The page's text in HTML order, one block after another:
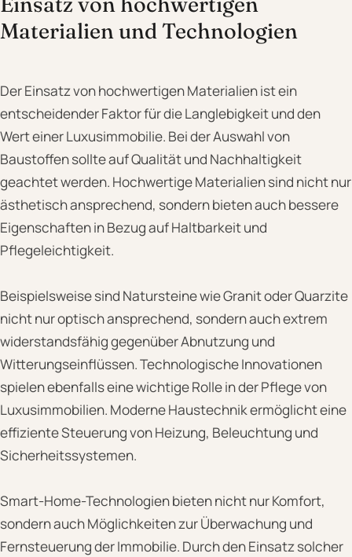
Materialien und Technologien
Der Einsatz von hochwertigen Materialien ist ein
entscheidender Faktor für die Langlebigkeit und den
Wert einer Luxusimmobilie. Bei der Auswahl von
Baustoffen sollte auf Qualität und Nachhaltigkeit
geachtet werden. Hochwertige Materialien sind nicht nur
ästhetisch ansprechend, sondern bieten auch bessere
Eigenschaften in Bezug auf Haltbarkeit und
Pflegeleichtigkeit.
Beispielsweise sind Natursteine wie Granit oder Quarzite
nicht nur optisch ansprechend, sondern auch extrem
widerstandsfähig gegenüber Abnutzung und
Witterungseinflüssen. Technologische Innovationen
spielen ebenfalls eine wichtige Rolle in der Pflege von
Luxusimmobilien. Moderne Haustechnik ermöglicht eine
effiziente Steuerung von Heizung, Beleuchtung und
Sicherheitssystemen.
Smart-Home-Technologien bieten nicht nur Komfort,
sondern auch Möglichkeiten zur Überwachung und
Fernsteuerung der Immobilie. Durch den Einsatz solcher